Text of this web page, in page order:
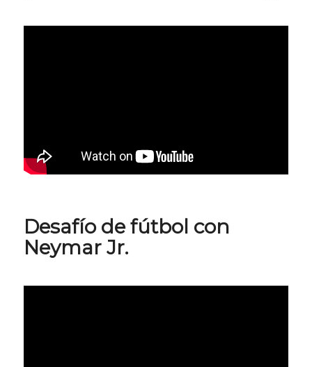
Desafío de fútbol con
Neymar Jr.